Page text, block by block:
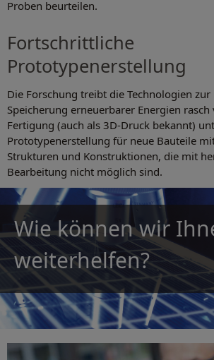
Proben beurteilen.
Fortschrittliche
Prototypenerstellung
Die Forschung treibt die Technologien zur
Speicherung erneuerbarer Energien
Fertigung (auch als 3D-Druck bekannt)
Prototypenerstellung für neue Bauteile
Strukturen und Konstruktionen, die mit
Bearbeitung nicht möglich sind.
Wie können wir
weiterhelfen?